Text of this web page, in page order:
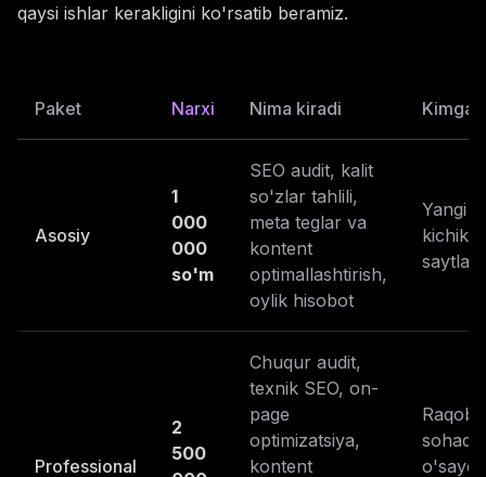
qaysi ishlar kerakligini ko'rsatib beramiz.
Paket Narxi Nima kiradi Kimga
Asosiy
1
000
000
so'm
SEO audit, kalit
so'zlar tahlili,
meta teglar va
kontent
optimallashtirish,
oylik hisobot
Yangi
kichik
saytlar
Professional
2
500
Chuqur audit,
texnik SEO, on-
page
optimizatsiya,
kontent
sohada